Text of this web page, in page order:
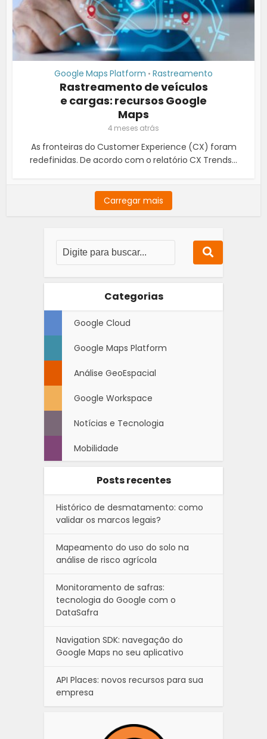
Google Maps Platform • Rastreamento
Rastreamento de veículos
e cargas: recursos Google
Maps
4 meses atrás
As fronteiras do Customer Experience (CX) foram
redefinidas. De acordo com o relatório CX Trends...
Carregar mais
Categorias
Google Cloud
Google Maps Platform
Análise GeoEspacial
Google Workspace
Notícias e Tecnologia
Mobilidade
Posts recentes
Histórico de desmatamento: como
validar os marcos legais?
Mapeamento do uso do solo na
análise de risco agrícola
Monitoramento de safras:
tecnologia do Google com o
DataSafra
Navigation SDK: navegação do
Google Maps no seu aplicativo
API Places: novos recursos para sua
empresa